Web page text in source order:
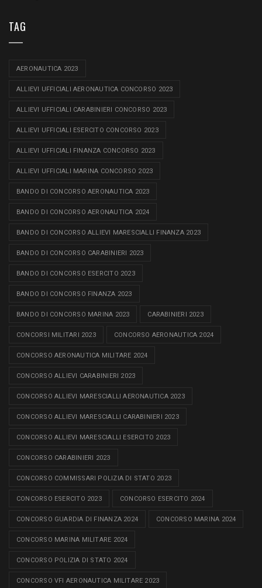
TAG
AERONAUTICA 2023
ALLIEVI UFFICIALI AERONAUTICA CONCORSO 2023
ALLIEVI UFFICIALI CARABINIERI CONCORSO 2023
ALLIEVI UFFICIALI ESERCITO CONCORSO 2023
ALLIEVI UFFICIALI FINANZA CONCORSO 2023
ALLIEVI UFFICIALI MARINA CONCORSO 2023
BANDO DI CONCORSO AERONAUTICA 2023
BANDO DI CONCORSO AERONAUTICA 2024
BANDO DI CONCORSO ALLIEVI MARESCIALLI FINANZA 2023
BANDO DI CONCORSO CARABINIERI 2023
BANDO DI CONCORSO ESERCITO 2023
BANDO DI CONCORSO FINANZA 2023
BANDO DI CONCORSO MARINA 2023 CARABINIERI 2023
CONCORSI MILITARI 2023 CONCORSO AERONAUTICA 2024
CONCORSO AERONAUTICA MILITARE 2024
CONCORSO ALLIEVI CARABINIERI 2023
CONCORSO ALLIEVI MARESCIALLI AERONAUTICA 2023
CONCORSO ALLIEVI MARESCIALLI CARABINIERI 2023
CONCORSO ALLIEVI MARESCIALLI ESERCITO 2023
CONCORSO CARABINIERI 2023
CONCORSO COMMISSARI POLIZIA DI STATO 2023
CONCORSO ESERCITO 2023 CONCORSO ESERCITO 2024
CONCORSO GUARDIA DI FINANZA 2024 CONCORSO MARINA 2024
CONCORSO MARINA MILITARE 2024
CONCORSO POLIZIA DI STATO 2024
CONCORSO VFI AERONAUTICA MILITARE 2023